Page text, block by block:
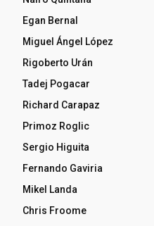
Egan Bernal
Miguel Ángel López
Rigoberto Urán
Tadej Pogacar
Richard Carapaz
Primoz Roglic
Sergio Higuita
Fernando Gaviria
Mikel Landa
Chris Froome